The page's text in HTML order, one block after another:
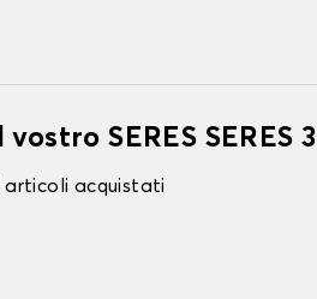
SERES SERES 3
articoli acquistati